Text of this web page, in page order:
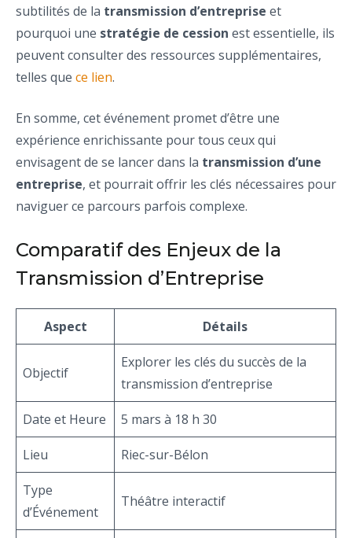
subtilités de la transmission d’entreprise et
pourquoi une stratégie de cession est essentielle, ils
peuvent consulter des ressources supplémentaires,
telles que ce lien.
En somme, cet événement promet d’être une
expérience enrichissante pour tous ceux qui
envisagent de se lancer dans la transmission d’une
entreprise, et pourrait offrir les clés nécessaires pour
naviguer ce parcours parfois complexe.
Comparatif des Enjeux de la
Transmission d’Entreprise
Aspect Détails
Objectif
Explorer les clés du succès de la
transmission d’entreprise
Date et Heure 5 mars à 18 h 30
Lieu Riec-sur-Bélon
Type
d’Événement
Théâtre interactif